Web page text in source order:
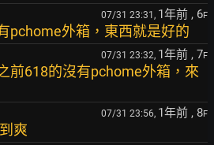
07/31 23:31, 1年前 , 6F
pchome外箱，東西就是好的
07/31 23:32, 1年前 , 7F
前618的沒有pchome外箱，來
07/31 23:56, 1年前 , 8F
爽